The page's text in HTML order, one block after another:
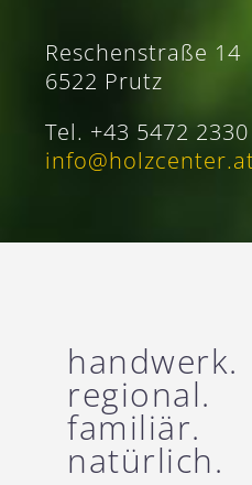
Reschenstraße 14
6522 Prutz
Tel. +43 5472 2330
handwerk.
regional.
familiär.
natürlich.